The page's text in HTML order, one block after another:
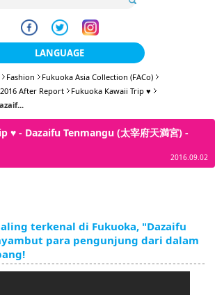
LANGUAGE
日本語
簡体中文
ภาษาไทย
tiéng Viêt
Fashion
Fukuoka Asia Collection (FACo)
After Report
Fukuoka Kawaii Trip ♥
♥ - Dazaifu Tenmangu (太宰府天満宮) -
2016.09.02
terkenal di Fukuoka, "Dazaifu
para pengunjung dari dalam